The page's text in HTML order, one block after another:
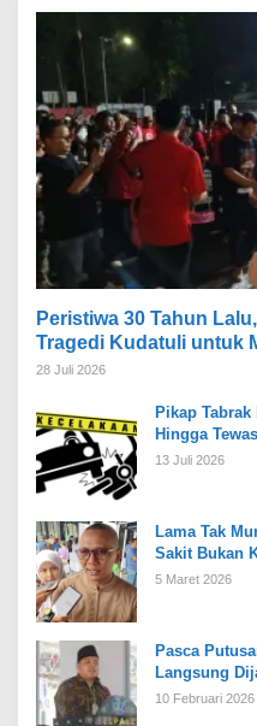
Peristiwa 30 Tahun
Tragedi Kudatuli untuk
28 Juli 2026
Pikap
Hingga Tewas
13 Juli 2026
Lama Tak
Sakit Bukan
5 Maret 2026
Pasca
Langsung
10 Februari 2026